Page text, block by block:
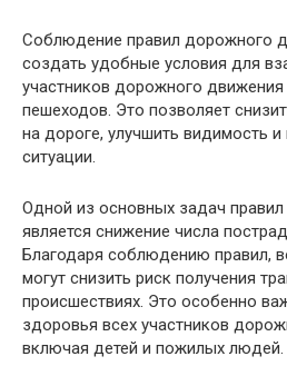
Соблюдение правил дорожного
создать удобные условия для
участников дорожного движения
пешеходов. Это позволяет
на дороге, улучшить видимость
ситуации.
Одной из основных задач
является снижение числа
Благодаря соблюдению правил,
могут снизить риск получения
происшествиях. Это особенно
здоровья всех участников
включая детей и пожилых людей.